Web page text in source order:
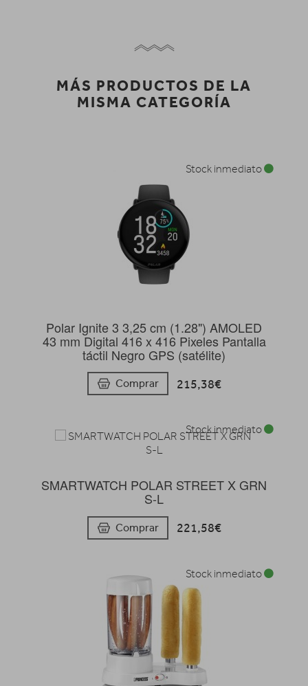
MÁS PRODUCTOS DE LA
MISMA CATEGORÍA
Polar Ignite 3 3,25 cm (1.28") AMOLED
43 mm Digital 416 x 416 Pixeles Pantalla
táctil Negro GPS (satélite)
Comprar 215,38€
Stock inmediato
SMARTWATCH POLAR STREET X GRN
S-L
Comprar 221,58€
Stock inmediato
Stock inmediato